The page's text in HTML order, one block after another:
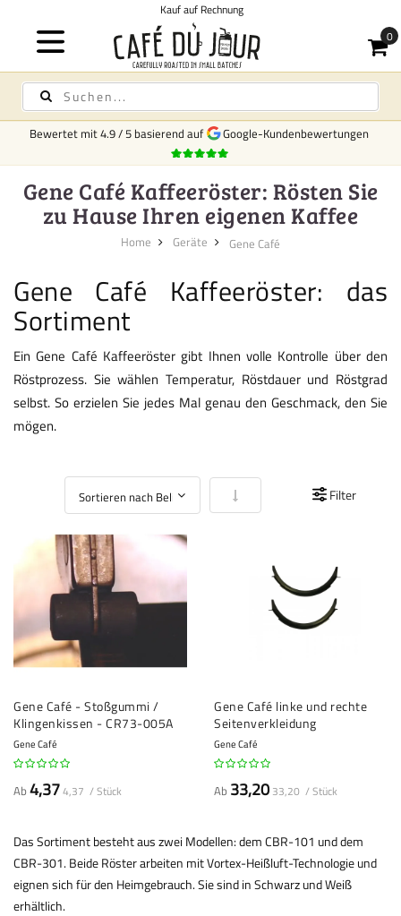
Bewertet mit4.9/5 basierend auf Google-Kundenbewertungen
Gene Café Kaffeeröster: Rösten Sie
zu Hause Ihren eigenen Kaffee
Home Geräte Gene Café
Gene Café Kaffeeröster: das
Sortiment
Ein Gene Café Kaffeeröster gibt Ihnen volle Kontrolle über den
Röstprozess. Sie wählen Temperatur, Röstdauer und Röstgrad
selbst. So erzielen Sie jedes Mal genau den Geschmack, den Sie
mögen.
In aufsteigender Reihenfolge
Filter
Gene Café - Stoßgummi /
Klingenkissen - CR73-005A
Gene Café
Ab4,374,37 / Stück
Gene Café linke und rechte
Seitenverkleidung
Gene Café
Ab 33,20 33,20 / Stück
Das Sortiment besteht aus zwei Modellen: dem CBR-101 und dem
CBR-301. Beide Röster arbeiten mit Vortex-Heißluft-Technologie und
eignen sich für den Heimgebrauch. Sie sind in Schwarz und Weiß
erhältlich.